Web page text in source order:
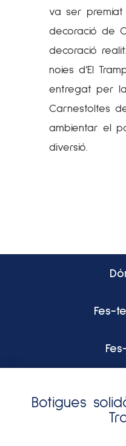
va ser
decoració de
decoració
noies d’El
entregat per la
Carnestoltes
ambientar el
diversió.
Fes-
Botigues